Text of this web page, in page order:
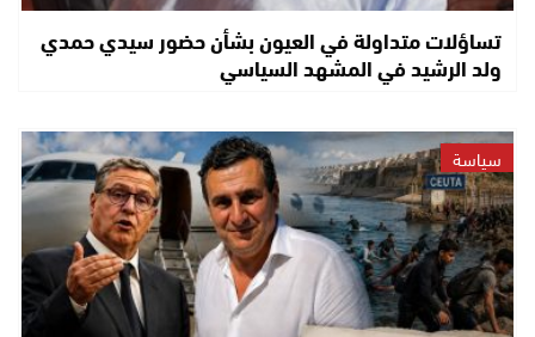
تساؤلات متداولة في العيون بشأن حضور سيدي حمدي
ولد الرشيد في المشهد السياسي
سياسة